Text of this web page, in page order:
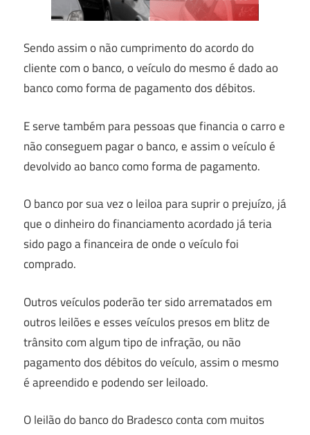
Sendo assim o não cumprimento do acordo do
cliente com o banco, o veículo do mesmo é dado ao
banco como forma de pagamento dos débitos.
E serve também para pessoas que financia o carro e
não conseguem pagar o banco, e assim o veículo é
devolvido ao banco como forma de pagamento.
O banco por sua vez o leiloa para suprir o prejuízo, já
que o dinheiro do financiamento acordado já teria
sido pago a financeira de onde o veículo foi
comprado.
Outros veículos poderão ter sido arrematados em
outros leilões e esses veículos presos em blitz de
trânsito com algum tipo de infração, ou não
pagamento dos débitos do veículo, assim o mesmo
é apreendido e podendo ser leiloado.
O leilão do banco do Bradesco conta com muitos